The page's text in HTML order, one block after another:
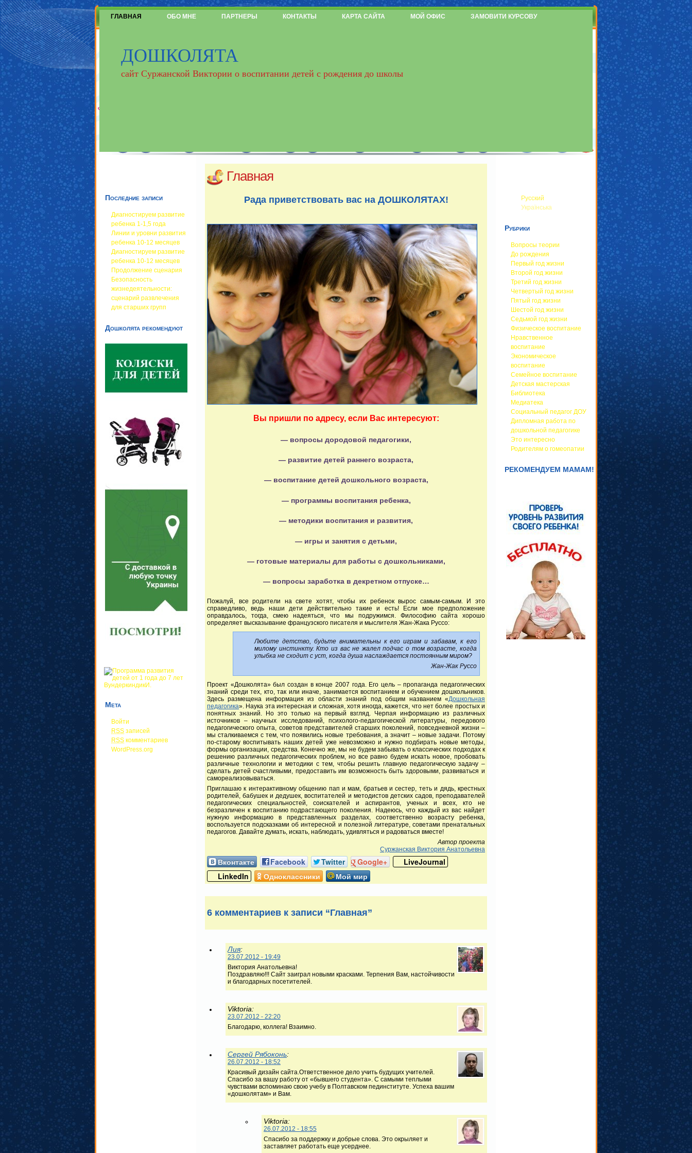
ДОШКОЛЯТА
сайт Суржанской Виктории о воспитании детей с рождения до школы
ГЛАВНАЯ ОБО МНЕ ПАРТНЕРЫ КОНТАКТЫ КАРТА САЙТА МОЙ ОФИС ЗАМОВИТИ КУРСОВУ
Последние записи
Диагностируем развитие
ребенка 1-1,5 года
Линии и уровни развития
ребенка 10-12 месяцев
Диагностируем развитие
ребенка 10-12 месяцев
Продолжение сценария
Безопасность
жизнедеятельности:
сценарий развлечения
для старших групп
Дошколята рекомендуют
Мета
Войти
RSS записей
RSS комментариев
WordPress.org
Главная
Рада приветствовать вас на ДОШКОЛЯТАХ!
Вы пришли по адресу, если Вас интересуют:
— вопросы дородовой педагогики,
— развитие детей раннего возраста,
— воспитание детей дошкольного возраста,
— программы воспитания ребенка,
— методики воспитания и развития,
— игры и занятия с детьми,
— готовые материалы для работы с дошкольниками,
— вопросы заработка в декретном отпуске…
Пожалуй, все родители на свете хотят, чтобы их ребенок вырос самым-самым. И это
справедливо, ведь наши дети действительно такие и есть! Если мое предположение
оправдалось, тогда, смею надеяться, что мы подружимся. Философию сайта хорошо
определяет высказывание французского писателя и мыслителя Жан-Жака Руссо:
Любите детство, будьте внимательны к его играм и забавам, к его
милому инстинкту. Кто из вас не жалел подчас о том возрасте, когда
улыбка не сходит с уст, когда душа наслаждается постоянным миром?
Жан-Жак Руссо
Проект «Дошколята» был создан в конце 2007 года. Его цель – пропаганда педагогических
знаний среди тех, кто, так или иначе, занимается воспитанием и обучением дошкольников.
Здесь размещена информация из области знаний под общим названием «Дошкольная
педагогика». Наука эта интересная и сложная, хотя иногда, кажется, что нет более простых и
понятных знаний. Но это только на первый взгляд. Черпая информацию из различных
источников – научных исследований, психолого-педагогической литературы, передового
педагогического опыта, советов представителей старших поколений, повседневной жизни –
мы сталкиваемся с тем, что появились новые требования, а значит – новые задачи. Потому
по-старому воспитывать наших детей уже невозможно и нужно подбирать новые методы,
формы организации, средства. Конечно же, мы не будем забывать о классических подходах к
решению различных педагогических проблем, но все равно будем искать новое, пробовать
различные технологии и методики с тем, чтобы решить главную педагогическую задачу –
сделать детей счастливыми, предоставить им возможность быть здоровыми, развиваться и
самореализовываться.
Приглашаю к интерактивному общению пап и мам, братьев и сестер, теть и дядь, крестных
родителей, бабушек и дедушек, воспитателей и методистов детских садов, преподавателей
педагогических специальностей, соискателей и аспирантов, ученых и всех, кто не
безразличен к воспитанию подрастающего поколения. Надеюсь, что каждый из вас найдет
нужную информацию в представленных разделах, соответственно возрасту ребенка,
воспользуется подсказками об интересной и полезной литературе, советами пренатальных
педагогов. Давайте думать, искать, наблюдать, удивляться и радоваться вместе!
Автор проекта
Суржанская Виктория Анатольевна
Вконтакте Facebook Twitter Google+
LiveJournal
LinkedIn
Одноклассники Мой мир
6 комментариев к записи “Главная”
Лия:
23.07.2012 - 19:49
Виктория Анатольевна!
Поздравляю!!! Сайт заиграл новыми красками. Терпения Вам, настойчивости
и благодарных посетителей.
Viktoria:
23.07.2012 - 22:20
Благодарю, коллега! Взаимно.
Сергей Рябоконь:
26.07.2012 - 18:52
Красивый дизайн сайта.Ответственное дело учить будущих учителей.
Спасибо за вашу работу от «бывшего студента». С самыми теплыми
чувствами вспоминаю свою учебу в Полтавском пединституте. Успеха вашим
«дошколятам» и Вам.
Viktoria:
26.07.2012 - 18:55
Спасибо за поддержку и добрые слова. Это окрыляет и
заставляет работать еще усерднее.
Русский
Українська
Рубрики
Вопросы теории
До рождения
Первый год жизни
Второй год жизни
Третий год жизни
Четвертый год жизни
Пятый год жизни
Шестой год жизни
Седьмой год жизни
Физическое воспитание
Нравственное
воспитание
Экономическое
воспитание
Семейное воспитание
Детская мастерская
Библиотека
Медиатека
Социальный педагог ДОУ
Дипломная работа по
дошкольной педагогике
Это интересно
Родителям о гомеопатии
РЕКОМЕНДУЕМ МАМАМ!